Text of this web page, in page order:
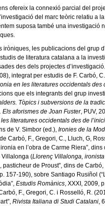
ofereix la connexió parcial del
del marc teòric relatiu a
suposa també una investigació
iròniques, les publicacions del grup
de literatura catalana a la
des dels projectes
integrat per estudis de F. Carbó,
en les literatures occidentals des
que els integrants del grup
Tòpics i subversions de la
aforismes de Joan Fuster, PUV,
literatures occidentals des de
de V. Simbor (ed.), Ironies de la
Carbó, F., Gregori, C., Lluch, G,
en l’obra de Carme Riera”, dins
Villalonga (Llorenç Villalonga,
de Proust”, dins de
157-190), sobre Santiago Rusiñol
Estudis Romànics, XXXI, 2009,
F., Gregori, C. i Rosselló, R.
Rivista Italiana di Studi Catalani,